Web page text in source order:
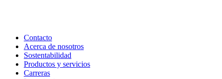
Contacto
Acerca de nosotros
Sostentabilidad
Productos y servicios
Carreras